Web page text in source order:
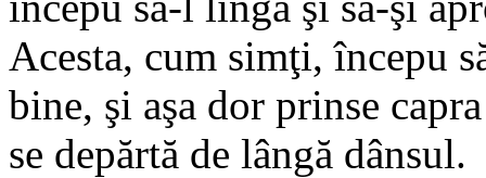
Acesta, cum simţi, începu
bine, şi aşa dor prinse
se depărtă de lângă dânsul.